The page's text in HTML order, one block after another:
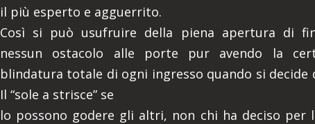
il più esperto e agguerrito.
Così si può usufruire della piena apertura di
nessun ostacolo alle porte pur avendo la
blindatura totale di ogni ingresso quando si decide
Il “sole a strisce” se
lo possono godere gli altri, non chi ha deciso per